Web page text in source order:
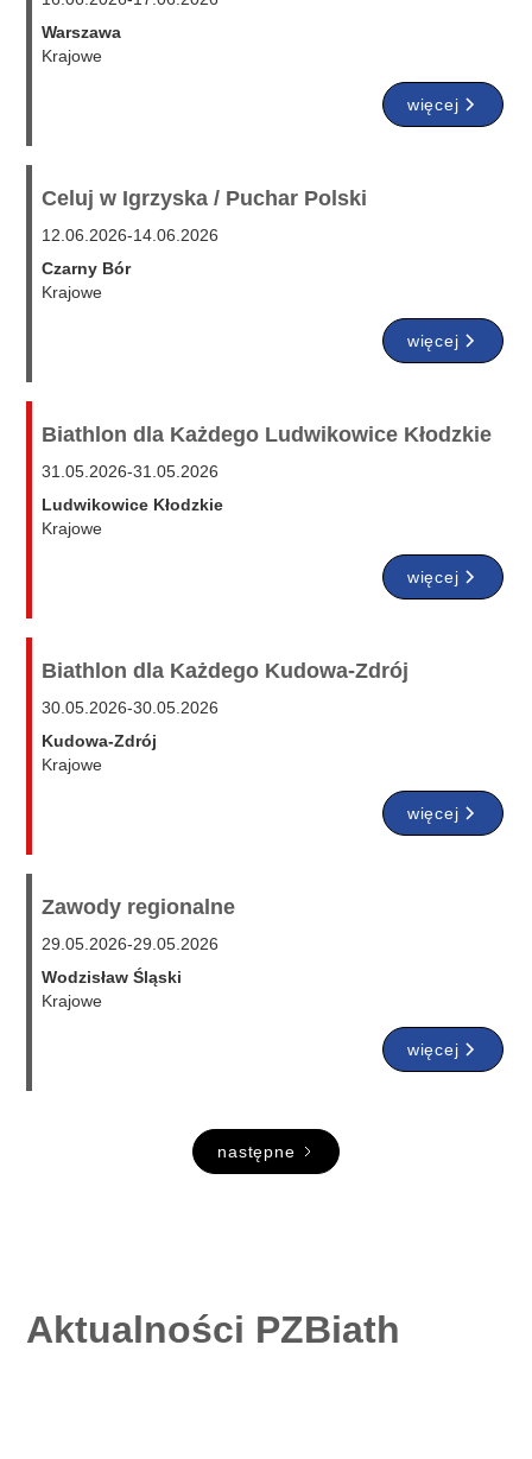
Warszawa
Krajowe
więcej
Celuj w Igrzyska / Puchar Polski
12.06.2026-14.06.2026
Czarny Bór
Krajowe
więcej
Biathlon dla Każdego Ludwikowice Kłodzkie
31.05.2026-31.05.2026
Ludwikowice Kłodzkie
Krajowe
więcej
Biathlon dla Każdego Kudowa-Zdrój
30.05.2026-30.05.2026
Kudowa-Zdrój
Krajowe
więcej
Zawody regionalne
29.05.2026-29.05.2026
Wodzisław Śląski
Krajowe
więcej
następne
Aktualności PZBiath